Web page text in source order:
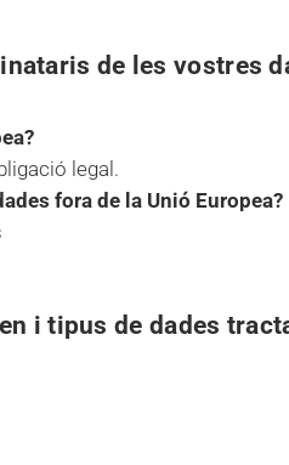
de les vostres
legal.
fora de la Unió Europea?
i tipus de dades